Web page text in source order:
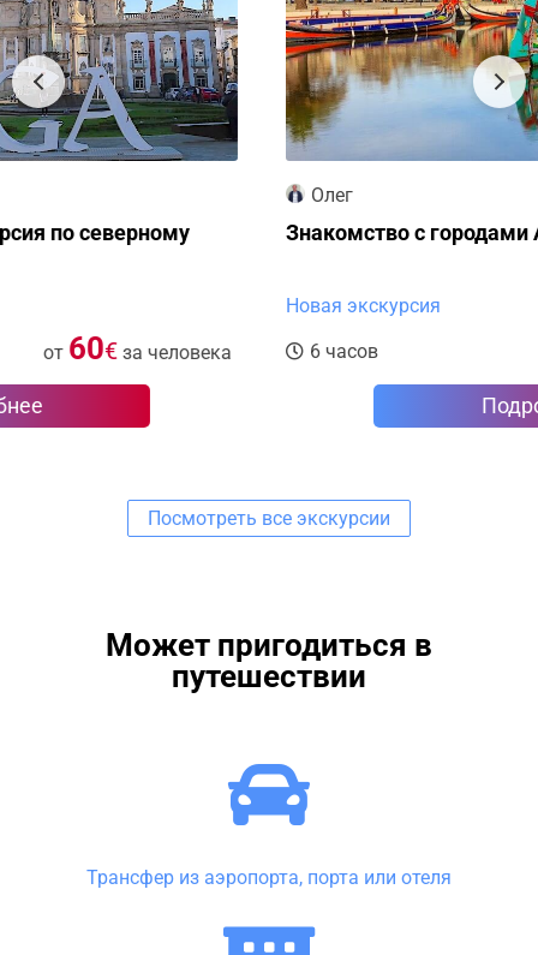
Знакомство с городами Авейру и Коимбра
6 часов
от 28
Посмотреть все экскурсии
Может пригодиться в
путешествии
Трансфер из аэропорта, порта или отеля